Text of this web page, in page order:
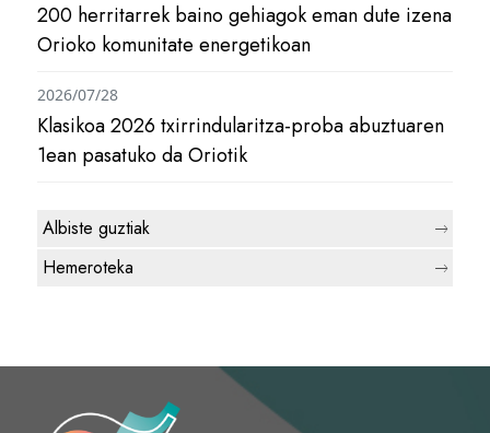
200 herritarrek baino gehiagok eman dute izena
Orioko komunitate energetikoan
Klasikoa 2026 txirrindularitza-proba abuztuaren
1ean pasatuko da Oriotik
2026/07/28
Albiste guztiak
Hemeroteka